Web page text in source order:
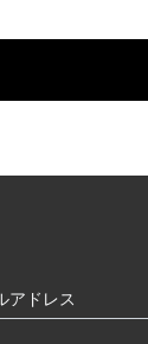
アドレス